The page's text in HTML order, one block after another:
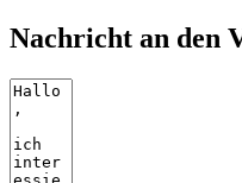
Nachricht an den